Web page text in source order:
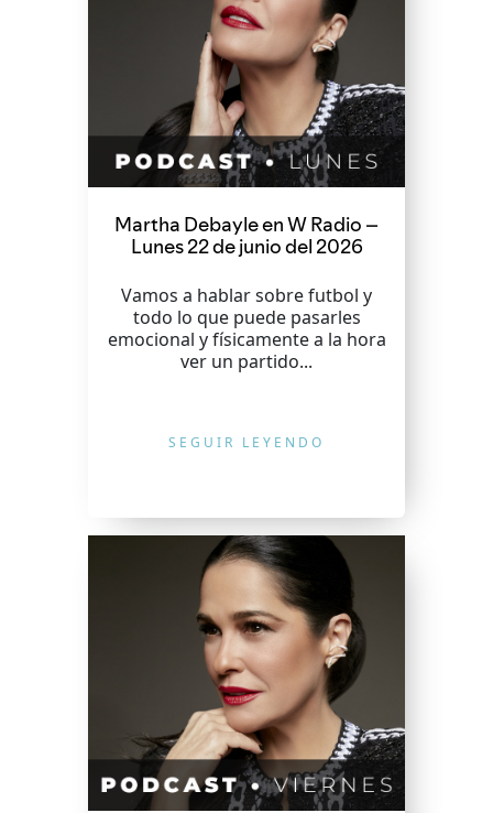
Martha Debayle en W Radio –
Lunes 22 de junio del 2026
Vamos a hablar sobre futbol y
todo lo que puede pasarles
emocional y físicamente a la hora
ver un partido...
SEGUIR LEYENDO